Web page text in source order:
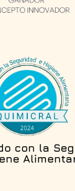
con la